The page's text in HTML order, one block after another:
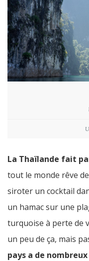
La Thaïlande fait
tout le monde rêve
siroter un cocktail
un hamac sur une
turquoise à perte de
un peu de ça, mais
pays a de